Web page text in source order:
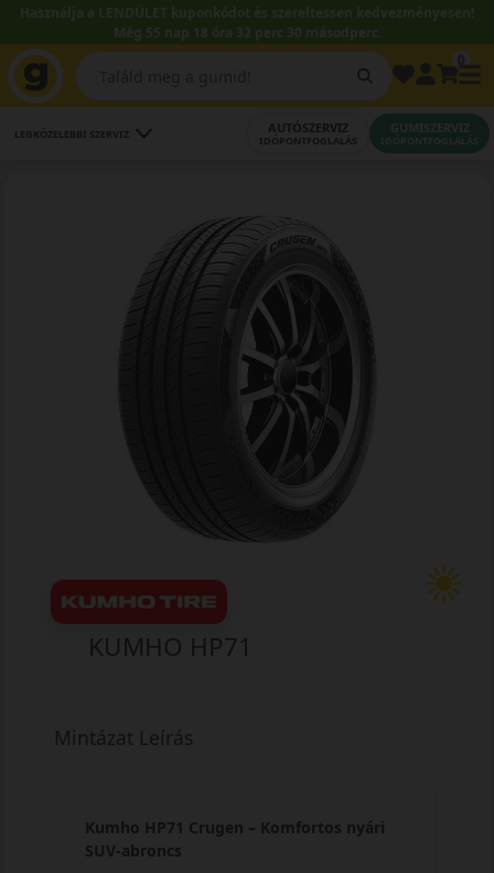
Használja a LENDÜLET kuponkódot és szereltessen kedvezményesen!
Még 55 nap 18 óra 32 perc 29 másodperc.
LEGKÖZELEBBI SZERVIZ AUTÓSZERVIZ
IDŐPONTFOGLALÁS
GUMISZERVIZ
IDŐPONTFOGLALÁS
KUMHO HP71
Mintázat Leírás
Kumho HP71 Crugen – Komfortos nyári
SUV-abroncs